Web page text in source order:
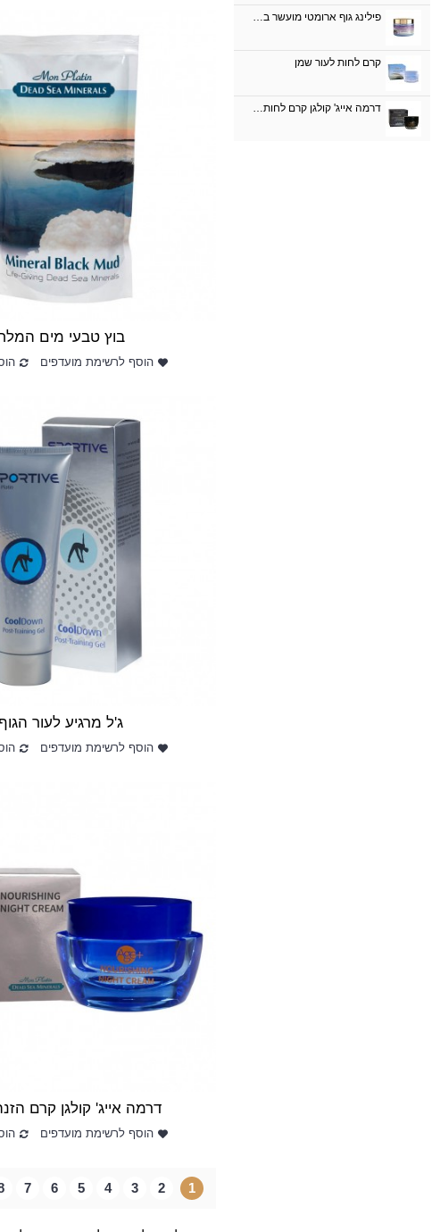
פילינג גוף ארומטי מועשר בתמציות לבנדר, וניל ופטצ'ולי
קרם לחות לעור שמן
דרמה אייג' קולגן קרם לחות יום מועשר בקוויאר שחור SPF 15
בוץ טבעי מים
הוסף לרשימת מועדפים
ג‭'‬ל‭ ‬מרגיע‭ ‬לעור‭ ‬הגוף
הוסף לרשימת מועדפים
דרמה אייג' קולגן קרם
הוסף לרשימת מועדפים
1
2
3
4
5
6
7